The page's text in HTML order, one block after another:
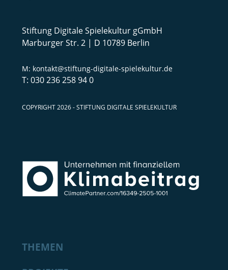
Stiftung Digitale Spielekultur gGmbH
Marburger Str. 2 | D 10789 Berlin
kontakt@stiftung-digitale-spielekultur.de
030 236 258 94 0
COPYRIGHT 2026 - STIFTUNG DIGITALE SPIELEKULTUR
THEMEN